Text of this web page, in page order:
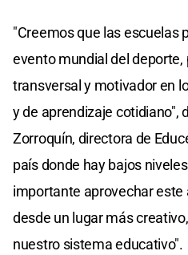
"Creemos que las escuelas
evento mundial del deporte,
transversal y motivador en
y de aprendizaje cotidiano",
Zorroquín, directora de
país donde hay bajos
importante aprovechar
desde un lugar más
nuestro sistema educativo".